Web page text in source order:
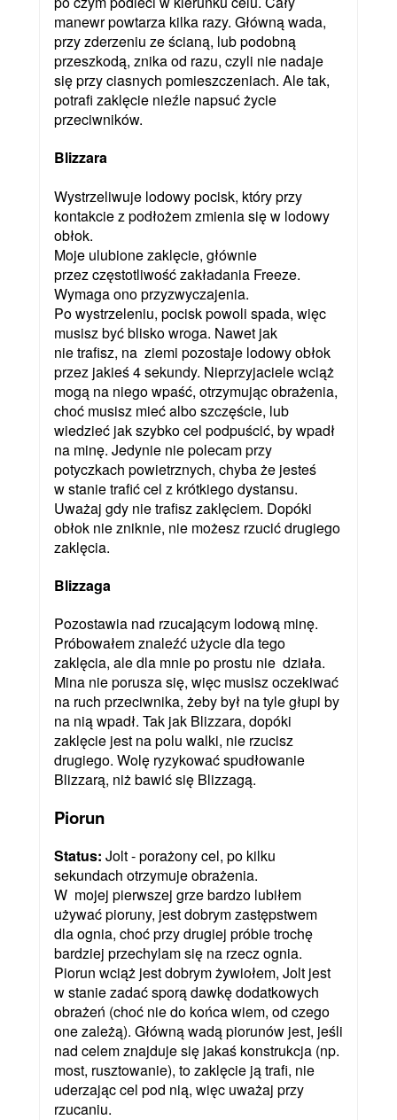
manewr powtarza kilka razy. Główną wada,
przy zderzeniu ze ścianą, lub podobną
przeszkodą, znika od razu, czyli nie nadaje
się przy ciasnych pomieszczeniach. Ale tak,
potrafi zaklęcie nieźle napsuć życie
przeciwników.
Blizzara
Wystrzeliwuje lodowy pocisk, który przy
kontakcie z podłożem zmienia się w lodowy
obłok.
Moje ulubione zaklęcie, głównie
przez częstotliwość zakładania Freeze.
Wymaga ono przyzwyczajenia.
Po wystrzeleniu, pocisk powoli spada, więc
musisz być blisko wroga. Nawet jak
nie trafisz, na ziemi pozostaje lodowy obłok
przez jakieś 4 sekundy. Nieprzyjaciele wciąż
mogą na niego wpaść, otrzymując obrażenia,
choć musisz mieć albo szczęście, lub
wiedzieć jak szybko cel podpuścić, by wpadł
na minę. Jedynie nie polecam przy
potyczkach powietrznych, chyba że jesteś
w stanie trafić cel z krótkiego dystansu.
Uważaj gdy nie trafisz zaklęciem. Dopóki
obłok nie zniknie, nie możesz rzucić drugiego
zaklęcia.
Blizzaga
Pozostawia nad rzucającym lodową minę.
Próbowałem znaleźć użycie dla tego
zaklęcia, ale dla mnie po prostu nie działa.
Mina nie porusza się, więc musisz oczekiwać
na ruch przeciwnika, żeby był na tyle głupi by
na nią wpadł. Tak jak Blizzara, dopóki
zaklęcie jest na polu walki, nie rzucisz
drugiego. Wolę ryzykować spudłowanie
Blizzarą, niż bawić się Blizzagą.
Piorun
Status: Jolt - porażony cel, po kilku
sekundach otrzymuje obrażenia.
W mojej pierwszej grze bardzo lubiłem
używać pioruny, jest dobrym zastępstwem
dla ognia, choć przy drugiej próbie trochę
bardziej przechylam się na rzecz ognia.
Piorun wciąż jest dobrym żywiołem, Jolt jest
w stanie zadać sporą dawkę dodatkowych
obrażeń (choć nie do końca wiem, od czego
one zależą). Główną wadą piorunów jest, jeśli
nad celem znajduje się jakaś konstrukcja (np.
most, rusztowanie), to zaklęcie ją trafi, nie
uderzając cel pod nią, więc uważaj przy
rzucaniu.